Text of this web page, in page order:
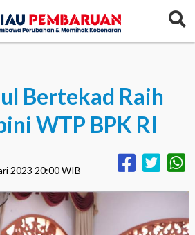
Bertekad Raih
WTP BPK RI
2023 20:00 WIB